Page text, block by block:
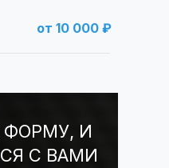
от 10 000 ₽
ФОРМУ, И
С ВАМИ